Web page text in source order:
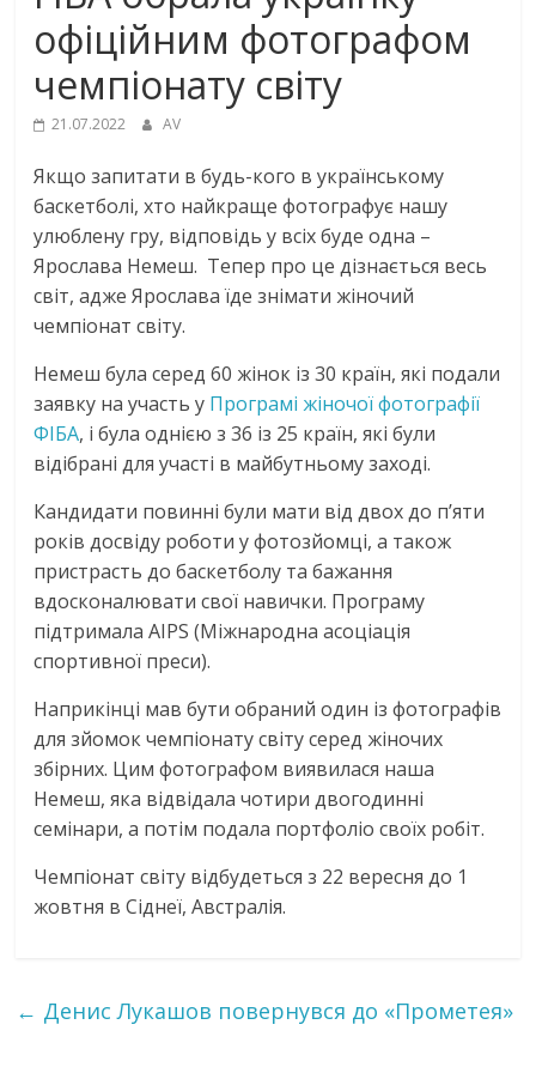
офіційним фотографом
чемпіонату світу
21.07.2022 AV
Якщо запитати в будь-кого в українському
баскетболі, хто найкраще фотографує нашу
улюблену гру, відповідь у всіх буде одна –
Ярослава Немеш. Тепер про це дізнається весь
світ, адже Ярослава їде знімати жіночий
чемпіонат світу.
Немеш була серед 60 жінок із 30 країн, які подали
заявку на участь у Програмі жіночої фотографії
ФІБА, і була однією з 36 із 25 країн, які були
відібрані для участі в майбутньому заході.
Кандидати повинні були мати від двох до п’яти
років досвіду роботи у фотозйомці, а також
пристрасть до баскетболу та бажання
вдосконалювати свої навички. Програму
підтримала AIPS (Міжнародна асоціація
спортивної преси).
Наприкінці мав бути обраний один із фотографів
для зйомок чемпіонату світу серед жіночих
збірних. Цим фотографом виявилася наша
Немеш, яка відвідала чотири двогодинні
семінари, а потім подала портфоліо своїх робіт.
Чемпіонат світу відбудеться з 22 вересня до 1
жовтня в Сіднеї, Австралія.
← Денис Лукашов повернувся до «Прометея»